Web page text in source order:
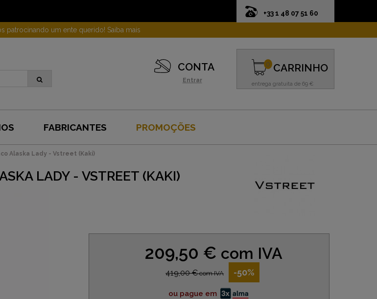
+33 1 48 07 51 60
patrocinando um ente querido! Saiba mais
CONTA
Entrar
CARRINHO
entrega gratuita de 69 €
0
FABRICANTES PROMOÇÕES
Alaska Lady - Vstreet (Kaki)
LADY - VSTREET (KAKI)
209,50 € com IVA
419,00 €com IVA -50%
ou pague em